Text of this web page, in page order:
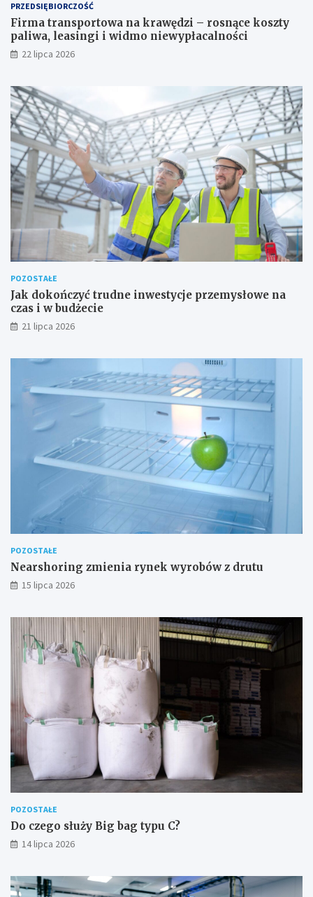
PRZEDSIĘBIORCZOŚĆ
Firma transportowa na krawędzi – rosnące koszty
paliwa, leasingi i widmo niewypłacalności
22 lipca 2026
POZOSTAŁE
Jak dokończyć trudne inwestycje przemysłowe na
czas i w budżecie
21 lipca 2026
POZOSTAŁE
Nearshoring zmienia rynek wyrobów z drutu
15 lipca 2026
POZOSTAŁE
Do czego służy Big bag typu C?
14 lipca 2026